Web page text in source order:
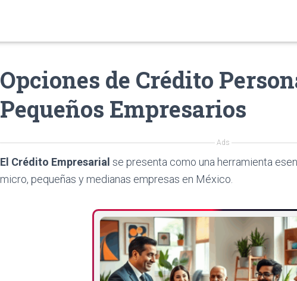
Opciones de Crédito
Pequeños Empresarios
Ads
El Crédito Empresarial se presenta como una herramienta
micro, pequeñas y medianas empresas en México.